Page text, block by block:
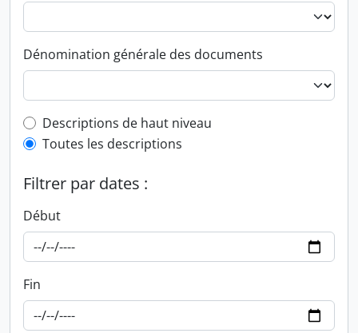
Dénomination générale des documents
Top-level description filter
Descriptions de haut niveau
Toutes les descriptions
Filtrer par dates :
Début
Fin